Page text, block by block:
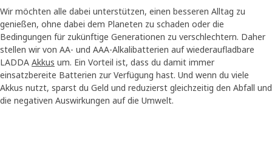
Wir möchten alle dabei unterstützen, einen besseren Alltag zu
genießen, ohne dabei dem Planeten zu schaden oder die
Bedingungen für zukünftige Generationen zu verschlechtern. Daher
stellen wir von AA- und AAA-Alkalibatterien auf wiederaufladbare
LADDA Akkus um. Ein Vorteil ist, dass du damit immer
einsatzbereite Batterien zur Verfügung hast. Und wenn du viele
Akkus nutzt, sparst du Geld und reduzierst gleichzeitig den Abfall und
die negativen Auswirkungen auf die Umwelt.